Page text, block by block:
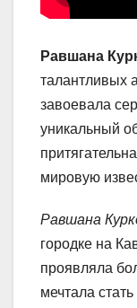
Равшана
талантливых
завоевала
уникальный
мировую
Равшана
городке на
проявляла
мечтала